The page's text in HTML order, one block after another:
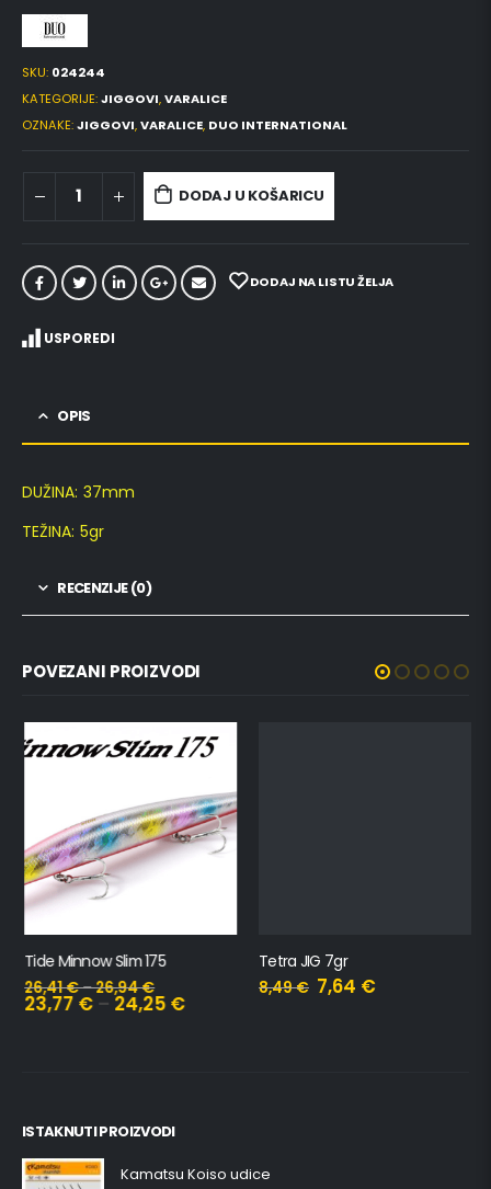
SKU: 024244
KATEGORIJE:JIGGOVI,VARALICE
OZNAKE:JIGGOVI,VARALICE, DUO INTERNATIONAL
DODAJ U KOŠARICU
DODAJ NA LISTU ŽELJA
USPOREDI
OPIS
DUŽINA: 37mm
TEŽINA: 5gr
RECENZIJE (0)
POVEZANI PROIZVODI
Tide Minnow Slim 175
26,41€–26,94€
23,77 €– 24,25 €
Tetra JIG 7gr
8,49€ 7,64 €
ISTAKNUTI PROIZVODI
Kamatsu Koiso udice